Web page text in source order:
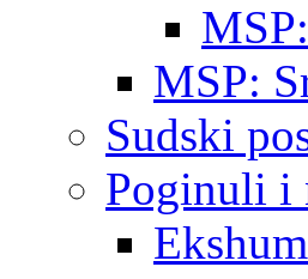
MSP:
Sudski
Poginuli i